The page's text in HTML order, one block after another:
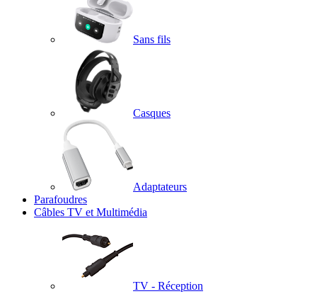
Sans fils
Casques
Adaptateurs
Parafoudres
Câbles TV et Multimédia
TV - Réception